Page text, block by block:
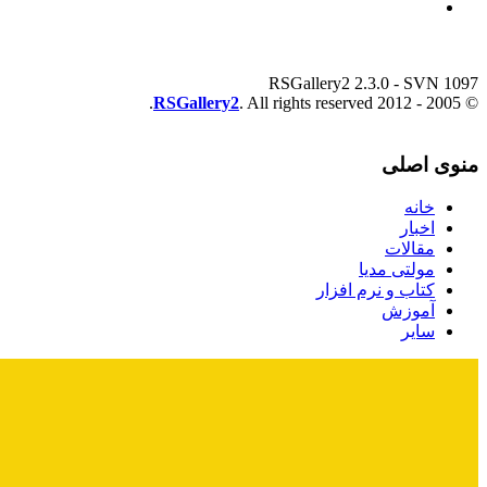
RSGallery2 2.3.0 - SVN 1097
© 2005 - 2012
RSGallery2. All rights reserved.
منوی اصلی
خانه
اخبار
مقالات
مولتی مدیا
کتاب و نرم افزار
آموزش
سایر